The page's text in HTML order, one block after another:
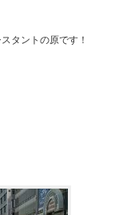
タントの原です！